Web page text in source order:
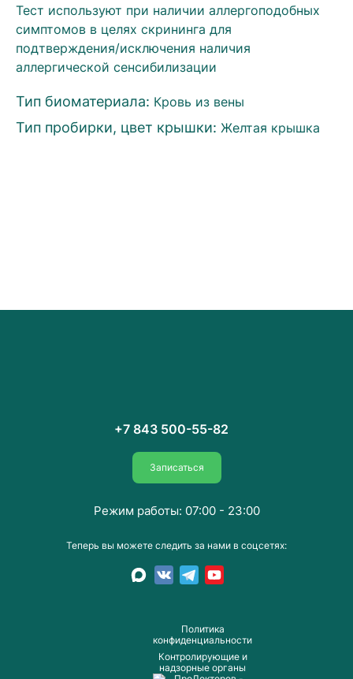
Тест используют при наличии аллергоподобных
симптомов в целях скрининга для
подтверждения/исключения наличия
аллергической сенсибилизации
Тип биоматериала: Кровь из вены
Тип пробирки, цвет крышки: Желтая крышка
Пoлитика
конфиденциальности
Контролирующие и
надзорные органы
+7 843 500-55-82
Записаться
Теперь вы можете следить за нами в соцсетях:
Режим работы: 07:00 - 23:00